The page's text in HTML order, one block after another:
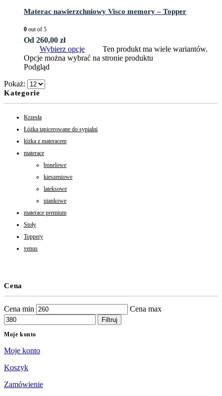
Materac nawierzchniowy Visco memory – Topper
0 out of 5
Od 260,00 zł
Wybierz opcje
Ten produkt ma wiele wariantów.
Opcje można wybrać na stronie produktu
Podgląd
Pokaż:
Kategorie
Krzesła
Łóżka tapicerowane do sypialni
łóżka z materacem
materace
bonelowe
kieszeniowe
lateksowe
piankowe
materace premium
Stoły
Toppery
venus
Cena
Cena min Cena max
Filtruj
Moje konto
Moje konto
Koszyk
Zamówienie